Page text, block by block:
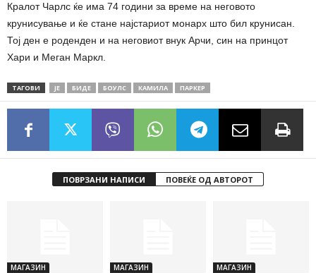
Кралот Чарлс ќе има 74 години за време на неговото
крунисување и ќе стане најстариот монарх што бил крунисан.
Тој ден е роденден и на неговиот внук Арчи, син на принцот
Хари и Меган Маркл.
ТАГОВИ ЈЕ БИДЕ БОУЛС КАМИЛА ПАРКЕР
ПОВРЗАНИ НАПИСИ ПОВЕЌЕ ОД АВТОРОТ
МАГАЗИН МАГАЗИН МАГАЗИН